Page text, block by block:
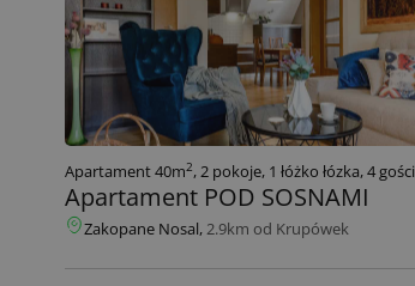
Apartament 40m2, 2 pokoje, 1 łóżko łózka, 4 gości
Apartament POD SOSNAMI
Zakopane Nosal,2.9km od Krupówek